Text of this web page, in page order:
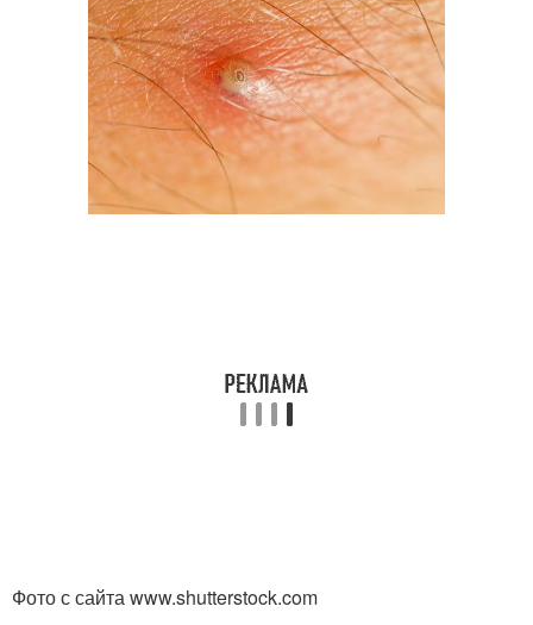
Фото с сайта www.shutterstock.com